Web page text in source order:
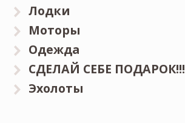
Лодки
Моторы
Одежда
СДЕЛАЙ СЕБЕ ПОДАРОК!!!
Эхолоты